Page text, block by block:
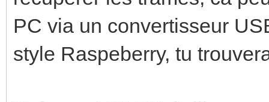
PC via un convertisseur
style Raspeberry, tu